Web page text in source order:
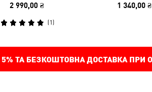
2 990,00 ₴
(1 )
1 340,00 ₴
5% ТА БЕЗКОШТОВНА ДОСТАВКА ПРИ